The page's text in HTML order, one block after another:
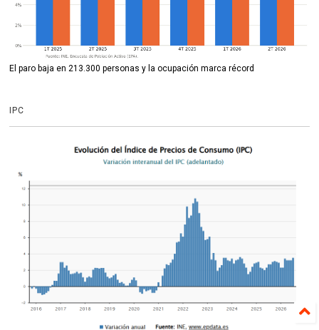
El paro baja en 213.300 personas y la ocupación marca récord
IPC